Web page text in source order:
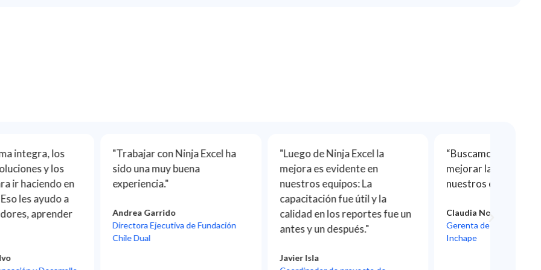
"Trabajar con Ninja Excel ha
sido una muy buena
experiencia."
Andrea Garrido
Directora Ejecutiva de Fundación
"Luego de Ninja Excel la
mejora es evidente en
capacitación fue útil y la
calidad en los reportes fue un
antes y un después."
“Buscamos a Ninja Excel para
mejorar la productividad de
nuestros equipos en Excel.”
Claudia Norambuena
Gerenta de Recursos Humanos,
Inchape